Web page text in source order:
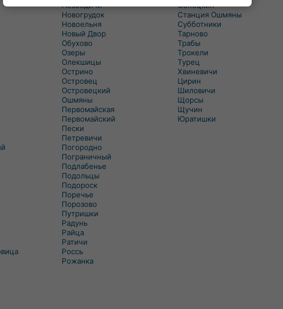
Незбодичи
Новогрудок
Новоельня
Новый Двор
Обухово
Озеры
Олекшицы
Острино
Островец
Островецкий
Ошмяны
Первомайская
Первомайский
Пески
Петревичи
Погородно
Пограничный
Подлабенье
Подольцы
Подороск
Поречье
Порозово
Путришки
Радунь
Райца
Ратичи
Роcсь
Рожанка
Сопоцкин
Станция Ошмяны
Субботники
Тарново
Трабы
Трокели
Турец
Хвиневичи
Цирин
Шиловичи
Щорсы
Щучин
Юратишки